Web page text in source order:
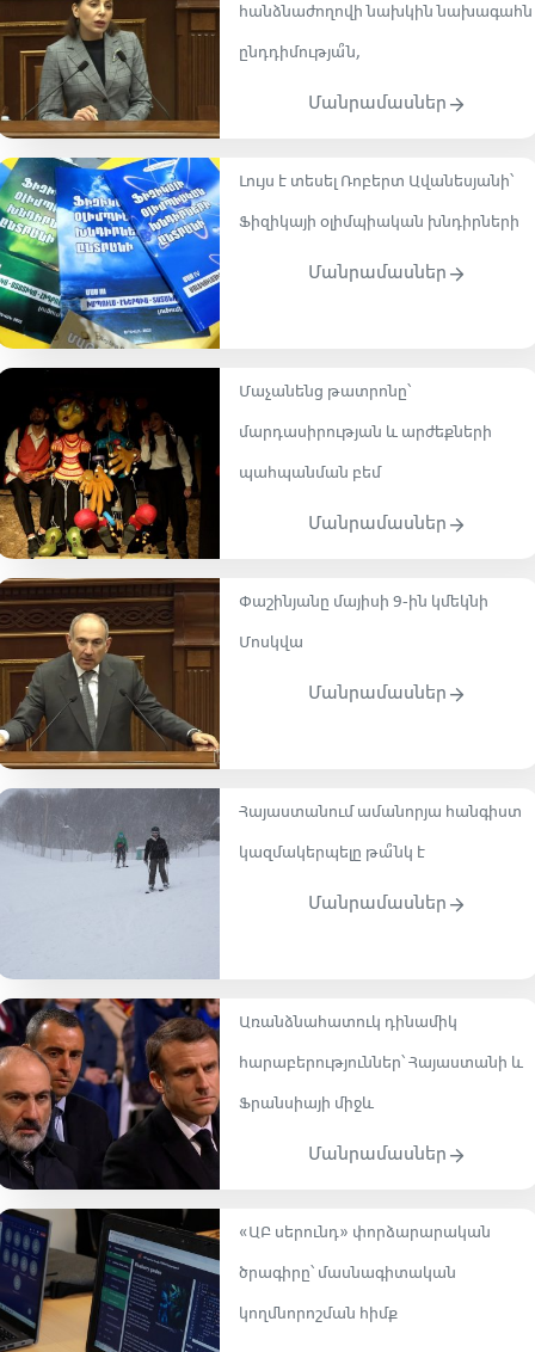
հանձնաժողովի նախկին նախագահն
ընդդիմությա՞ն,
Մանրամասներ
Լույս է տեսել Ռոբերտ Ավանեսյանի՝
Ֆիզիկայի օլիմպիական խնդիրների
Մանրամասներ
Մաչանենց թատրոնը՝
մարդասիրության և արժեքների
պահպանման բեմ
Մանրամասներ
Փաշինյանը մայիսի 9-ին կմեկնի
Մոսկվա
Մանրամասներ
Հայաստանում ամանորյա հանգիստ
կազմակերպելը թա՞նկ է
Մանրամասներ
Առանձնահատուկ դինամիկ
հարաբերություններ՝ Հայաստանի և
Ֆրանսիայի միջև
Մանրամասներ
«ԱԲ սերունդ» փորձարարական
ծրագիրը՝ մասնագիտական
կողմնորոշման հիմք